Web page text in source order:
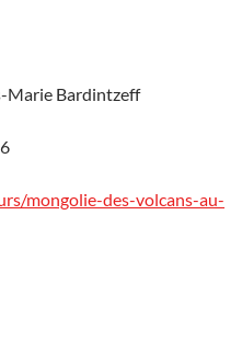
Marie Bardintzeff
mongolie-des-volcans-au-